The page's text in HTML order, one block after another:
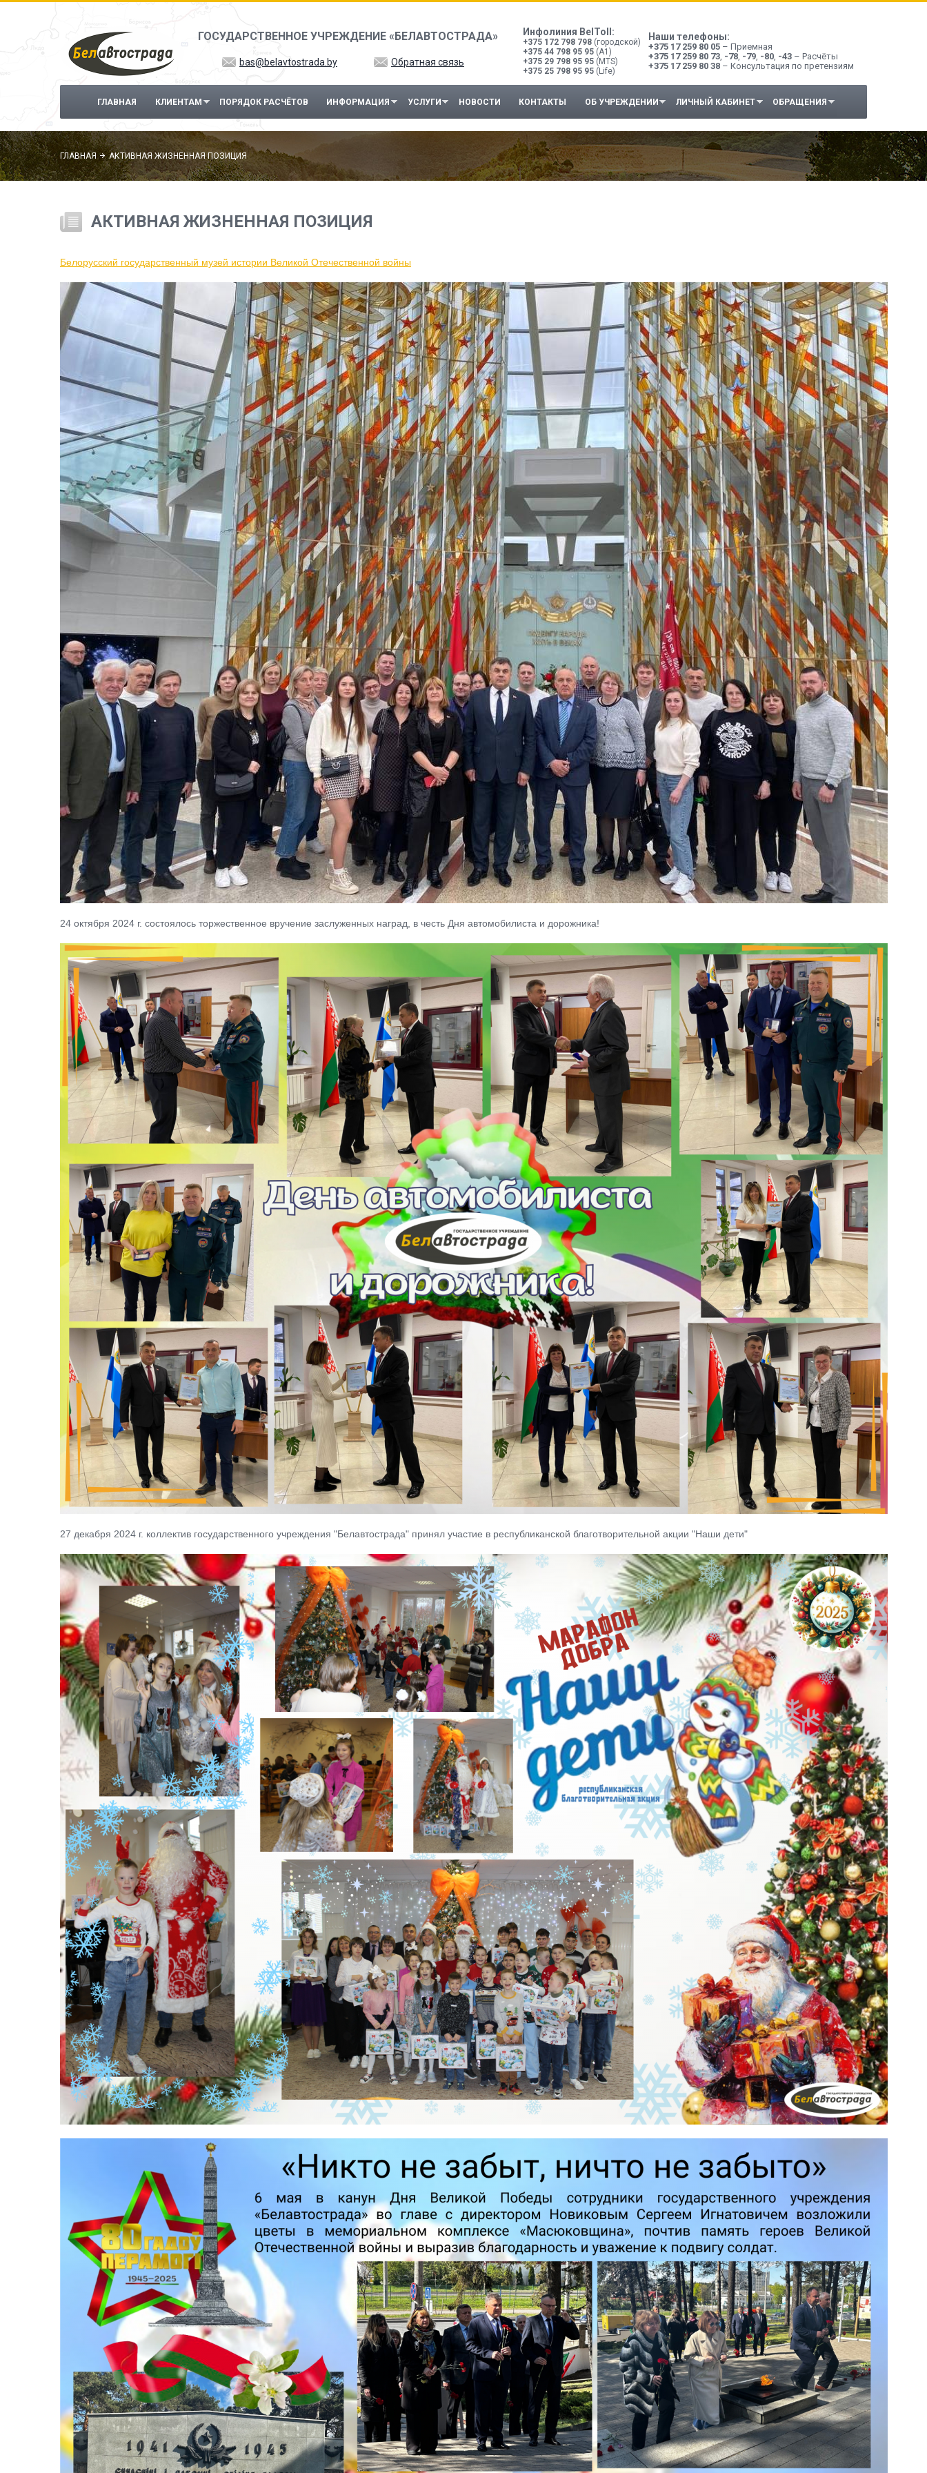
Перейти к основному содержанию
ГОСУДАРСТВЕННОЕ УЧРЕЖДЕНИЕ «БЕЛАВТОСТРАДА» Инфолиния BelToll:
+375 172 798 798 (городской)
+375 44 798 95 95 (A1)
+375 29 798 95 95 (MTS)
+375 25 798 95 95 (Life)
Наши телефоны:
+375 17 259 80 05 – Приемная
+375 17 259 80 73, -78, -79, -80, -43 – Расчёты
+375 17 259 80 38 – Консультация по претензиям
bas@belavtostrada.by Обратная связь
ГЛАВНАЯ КЛИЕНТАМ ПОРЯДОК РАСЧЁТОВ ИНФОРМАЦИЯ УСЛУГИ НОВОСТИ КОНТАКТЫ ОБ УЧРЕЖДЕНИИ ЛИЧНЫЙ КАБИНЕТ ОБРАЩЕНИЯ
ГЛАВНАЯ АКТИВНАЯ ЖИЗНЕННАЯ ПОЗИЦИЯ
АКТИВНАЯ ЖИЗНЕННАЯ ПОЗИЦИЯ
Белорусский государственный музей истории Великой Отечественной войны
24 октября 2024 г. состоялось торжественное вручение заслуженных наград, в честь Дня автомобилиста и дорожника!
27 декабря 2024 г. коллектив государственного учреждения "Белавтострада" принял участие в республиканской благотворительной акции "Наши дети"